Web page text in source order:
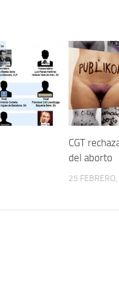
CGT
del aborto
25